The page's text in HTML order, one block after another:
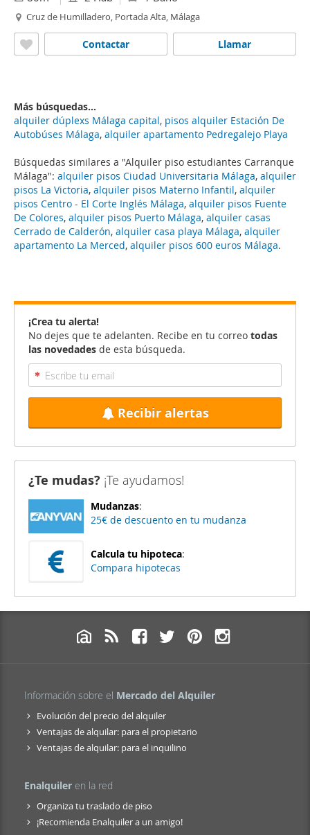
Búsquedas similares a "Alquiler piso estudiantes Carranque
Málaga": alquiler pisos Ciudad Universitaria Málaga, alquiler
pisos La Victoria, alquiler pisos Materno Infantil, alquiler
pisos Centro - El Corte Inglés Málaga, alquiler pisos Fuente
De Colores, alquiler pisos Puerto Málaga, alquiler casas
Cerrado de Calderón, alquiler casa playa Málaga, alquiler
apartamento La Merced, alquiler pisos 600 euros Málaga.
Cruz de Humilladero, Portada Alta, Málaga
Llamar
Contactar
Más búsquedas...
alquiler dúplexs Málaga capital, pisos alquiler Estación De
Autobúses Málaga, alquiler apartamento Pedregalejo Playa
¡Crea tu alerta!
No dejes que te adelanten. Recibe en tu correo todas
las novedades de esta búsqueda.
Recibir alertas
¿Te mudas? ¡Te ayudamos!
Mudanzas:
25€ de descuento en tu mudanza
Calcula tu hipoteca:
Compara hipotecas
Información sobre el Mercado del Alquiler
Evolución del precio del alquiler
Ventajas de alquilar: para el propietario
Ventajas de alquilar: para el inquilino
Enalquiler en la red
Organiza tu traslado de piso
¡Recomienda Enalquiler a un amigo!